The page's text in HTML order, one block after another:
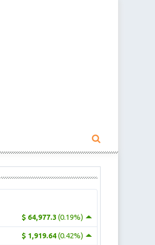
$ 64,977.3 (0.19%)
$ 1,919.64(0.42%)